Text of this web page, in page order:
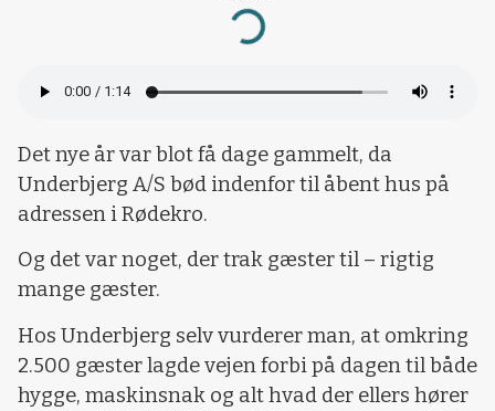
Loading...
Det nye år var blot få dage gammelt, da
Underbjerg A/S bød indenfor til åbent hus på
adressen i Rødekro.
Og det var noget, der trak gæster til – rigtig
mange gæster.
Hos Underbjerg selv vurderer man, at omkring
2.500 gæster lagde vejen forbi på dagen til både
hygge, maskinsnak og alt hvad der ellers hører